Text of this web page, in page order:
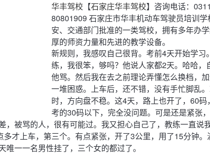
华丰驾校 【石家庄华丰驾校】咨询电话：
80801909 石家庄市华丰机动车驾驶员培训
安、交通部门批准的一类驾校，拥有多年办
厚的师资力量和先进的教学设备。
新规则，我感叹自己很背。考前4天开始学习
练，我很笨，够吗？他说人家都2天。哈哈，
他骂。然后我在去之前理论弄懂怎么换档，
一堆困惑。上车后，还不错，没有手忙脚乱
时，方向盘不稳。这4天，路上也开了，60码
考的30码以下，完全没问题。可是还是紧张
被骂的人，很有可能过。我又担心自己了，教练一直说
才上车，第三个。有点紧张，开了3公里，用了15分钟。
一一名男性挂了，三个女的都过了。